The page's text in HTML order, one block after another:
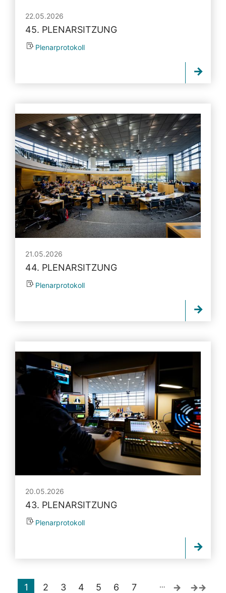
22.05.2026
45. PLENARSITZUNG
Plenarprotokoll
21.05.2026
44. PLENARSITZUNG
Plenarprotokoll
20.05.2026
43. PLENARSITZUNG
Plenarprotokoll
1 2 3 4 5 6 7 …